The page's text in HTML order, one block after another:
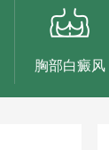
胸部白癜风